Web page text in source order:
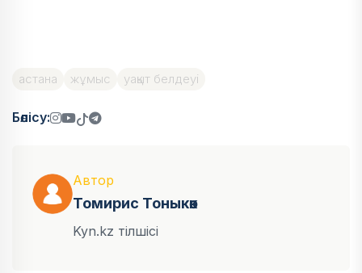
астана жұмыс уақыт белдеуі
Бөлісу:
Автор
Томирис Тоныкөк
Kyn.kz тілшісі